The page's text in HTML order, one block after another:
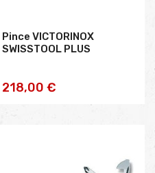
Pince VICTORINOX
SWISSTOOL PLUS
218,00 €AJOUTER AU